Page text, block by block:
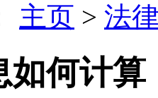
主页 > 法
如何计